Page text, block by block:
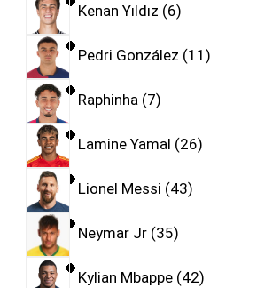
Kenan Yıldız 6
Pedri González 11
Raphinha 7
Lamine Yamal 26
Lionel Messi 43
Neymar Jr 35
Kylian Mbappe 42